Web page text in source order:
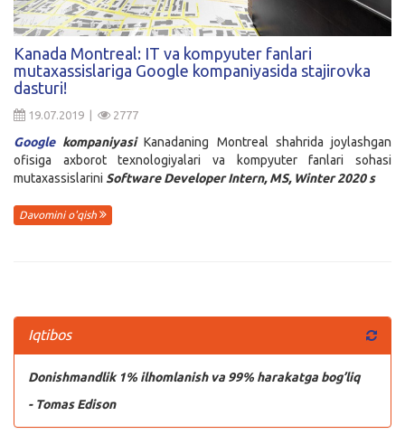
Qidirish
Kirish
Kanada Montreal: IT va kompyuter fanlari
mutaxassislariga Google kompaniyasida stajirovka
dasturi!
19.07.2019 | 2777
GooglekompaniyasiKanadaning Montreal shahrida joylashgan
ofisiga axborot texnologiyalari va kompyuter fanlari sohasi
mutaxassislarini Software Developer Intern, MS, Winter 2020 s
Davomini o'qish
Iqtibos
Donishmandlik 1% ilhomlanish va 99% harakatga bog’liq
- Tomas Edison